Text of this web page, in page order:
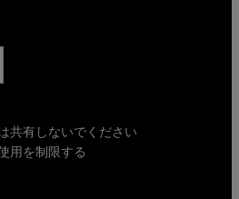
共有しないでください
用を制限する